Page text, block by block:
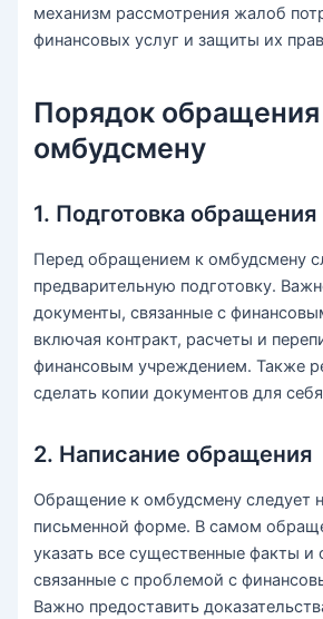
механизм рассмотрения жалоб
финансовых услуг и защиты их
Порядок обращения
омбудсмену
1. Подготовка обращения
Перед обращением к омбудсмену
предварительную подготовку.
документы, связанные с
включая контракт, расчеты и
финансовым учреждением. Также
сделать копии документов для
2. Написание обращения
Обращение к омбудсмену следует
письменной форме. В самом
указать все существенные факты и
связанные с проблемой с
Важно предоставить